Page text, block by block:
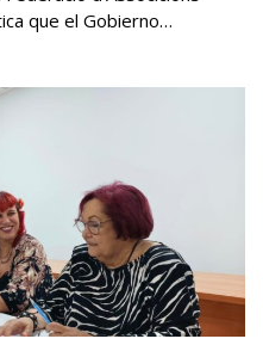
que el Gobierno…